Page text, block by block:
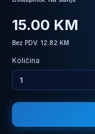
15.00 KM
Bez PDV: 12.82 KM
Količina